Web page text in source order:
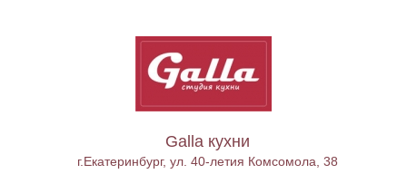
Galla кухни
г.Екатеринбург, ул. 40-летия Комсомола, 38